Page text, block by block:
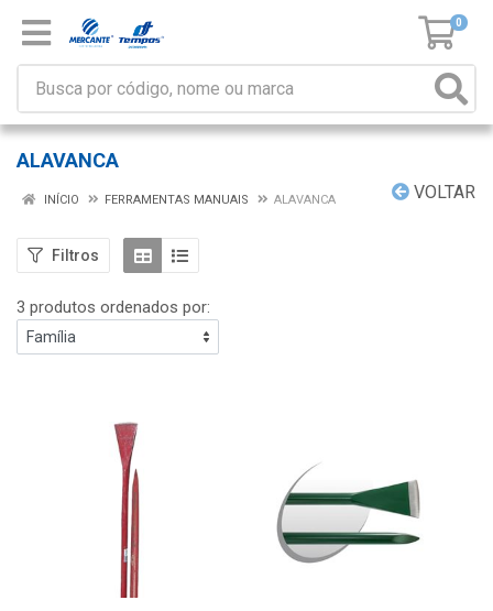
0
ALAVANCA
VOLTAR
INÍCIO FERRAMENTAS MANUAIS ALAVANCA
Filtros
3 produtos ordenados por: